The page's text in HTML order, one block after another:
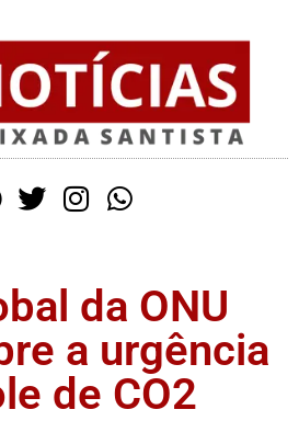
da ONU
a urgência
de CO2